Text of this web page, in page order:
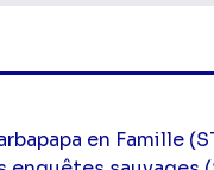
en Famille